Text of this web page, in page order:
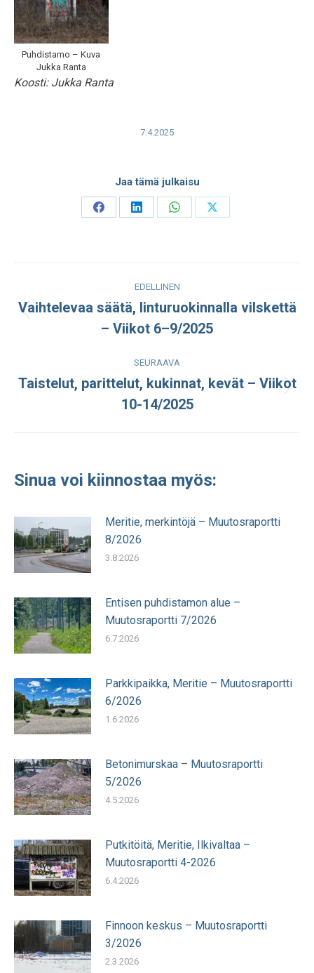
Puhdistamo – Kuva
Jukka Ranta
Koosti: Jukka Ranta
7.4.2025
Jaa tämä julkaisu
Share
Share
Share
Share
navigation
EDELLINEN
julkaisu:
Vaihtelevaa säätä, linturuokinnalla vilskettä
– Viikot 6–9/2025
SEURAAVA
julkaisu:
Taistelut, parittelut, kukinnat, kevät – Viikot
10-14/2025
Sinua voi kiinnostaa myös:
Meritie, merkintöjä – Muutosraportti
8/2026
3.8.2026
Entisen puhdistamon alue –
Muutosraportti 7/2026
6.7.2026
Parkkipaikka, Meritie – Muutosraportti
6/2026
1.6.2026
Betonimurskaa – Muutosraportti
5/2026
4.5.2026
Putkitöitä, Meritie, Ilkivaltaa –
Muutosraportti 4-2026
6.4.2026
Finnoon keskus – Muutosraportti
3/2026
2.3.2026